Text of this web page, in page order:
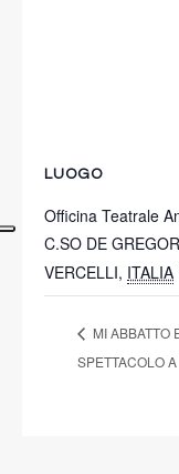
LUOGO
Officina Teatrale
C.SO DE
VERCELLI, ITALIA
MI ABBATTO
SPETTACOLO